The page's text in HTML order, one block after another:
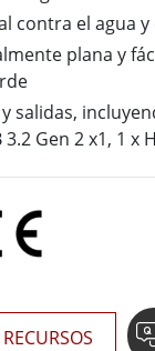
Grado de
Panel PC de
Pantalla de
contra el agua y
plana y
salidas,
3.2 Gen 2 x1, 1 x
RECURSOS